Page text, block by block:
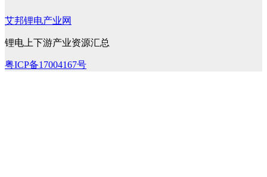
艾邦锂电产业网
锂电上下游产业资源汇总
粤ICP备17004167号